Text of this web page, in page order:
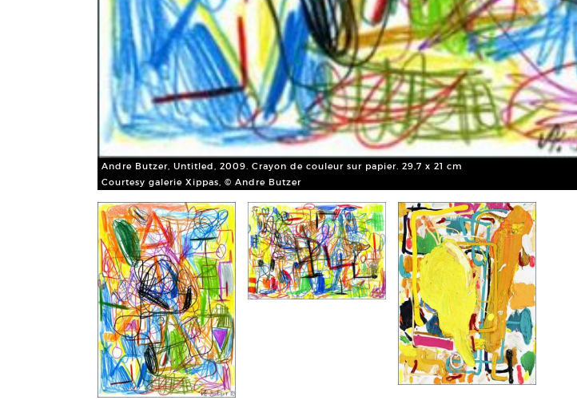
Andre Butzer, Untitled, 2009. Crayon de couleur sur papier. 29,7 x 21 cm
Courtesy galerie Xippas, © Andre Butzer